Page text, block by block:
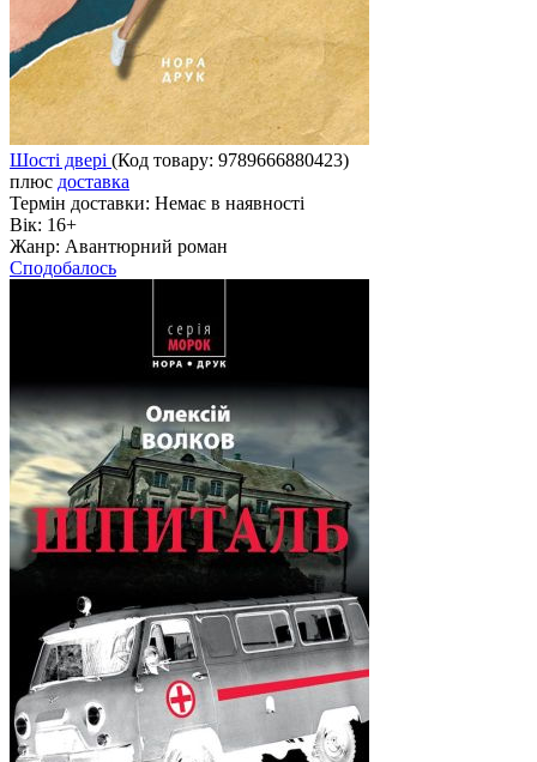
Шості двері (Код товару: 9789666880423)
плюс доставка
Термін доставки: Немає в наявності
Вік: 16+
Жанр: Авантюрний роман
Сподобалось